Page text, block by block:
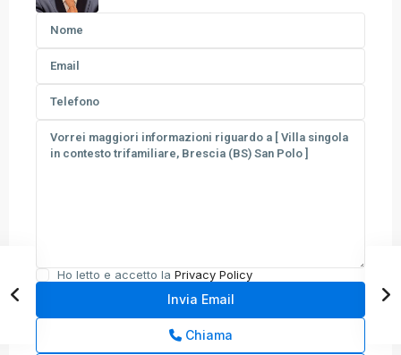
Ho letto e accetto la Privacy Policy
Chiama